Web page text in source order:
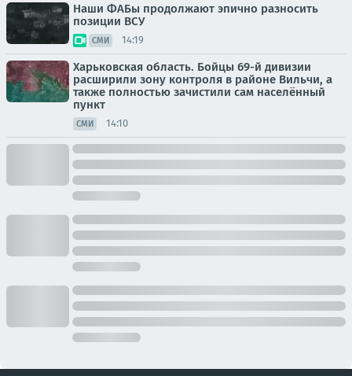
Наши ФАБы продолжают эпично разносить
позиции ВСУ
СМИ 14:19
Харьковская область. Бойцы 69-й дивизии
расширили зону контроля в районе Вильчи, а
также полностью зачистили сам населённый
пункт
СМИ 14:10